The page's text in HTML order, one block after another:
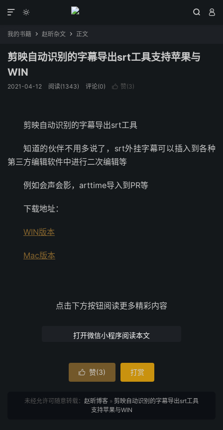
  

我的书籍  赵昕杂文  正文
剪映自动识别的字幕导出srt工具支持苹果与
WIN
2021-04-12 阅读(1343) 评论(0)  赞(3)
剪映自动识别的字幕导出srt工具
知道的伙伴不用多说了，srt外挂字幕可以插入到各种
第三方编辑软件中进行二次编辑等
例如会声会影，arttime导入到PR等
下载地址：
WIN版本
Mac版本
点击下方按钮阅读更多精彩内容
打开微信小程序阅读本文
 赞(3) 打赏
未经允许可随意转载： 赵昕博客 » 剪映自动识别的字幕导出srt工具
支持苹果与WIN